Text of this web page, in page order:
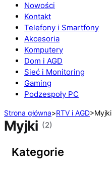
Nowości
Kontakt
Telefony i Smartfony
Akcesoria
Komputery
Dom i AGD
Sieć i Monitoring
Gaming
Podzespoły PC
Strona główna>RTV i AGD>Myjki
Myjki (2)
Kategorie